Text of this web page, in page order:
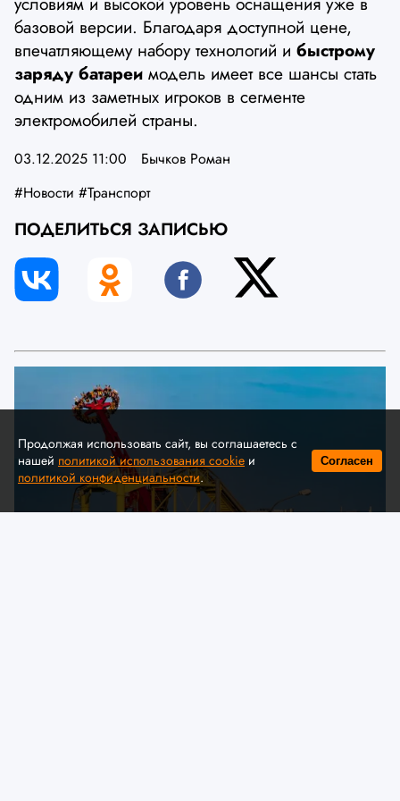
базовой версии. Благодаря доступной цене,
впечатляющему набору технологий и быстрому
заряду батареи модель имеет все шансы стать
одним из заметных игроков в сегменте
электромобилей страны.
03.12.2025 11:00
Бычков Роман
#Новости #Транспорт
ПОДЕЛИТЬСЯ ЗАПИСЬЮ
Продолжая использовать сайт, вы соглашаетесь с
нашей политикой использования cookie и
политикой конфиденциальности.
Согласен